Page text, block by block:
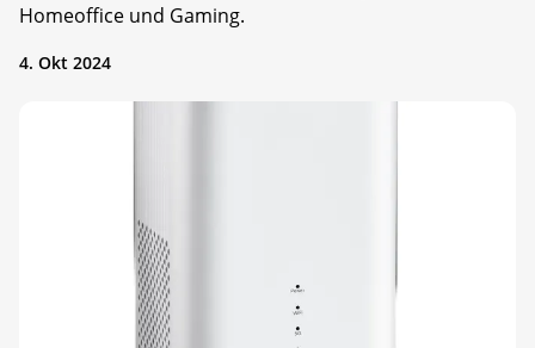
Homeoffice und Gaming.
4. Okt 2024